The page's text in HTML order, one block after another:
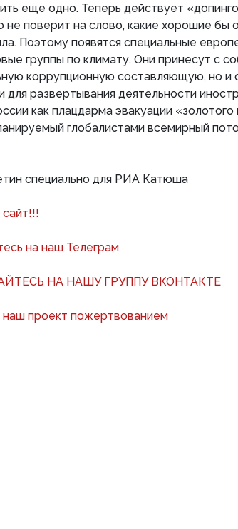
еще одно. Теперь действует
не поверит на слово, какие хорошие бы
Поэтому появятся специальные
группы по климату. Они принесут с
коррупционную составляющую, но и
для развертывания деятельности
как плацдарма эвакуации
глобалистами всемирный
специально для РИА Катюша
на наш Телеграм
НА НАШУ ГРУППУ ВКОНТАКТЕ
проект пожертвованием